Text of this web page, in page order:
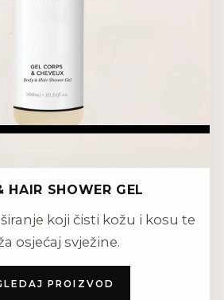
HAIR SHOWER GEL
koji čisti kožu i kosu te
osjećaj svježine.
PROIZVOD